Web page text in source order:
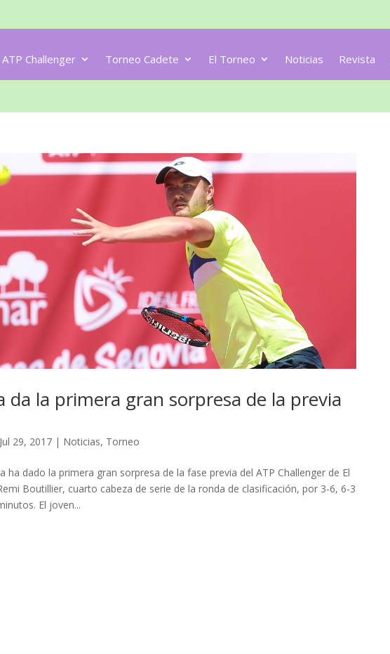
ATP Challenger Torneo Cadete El Torneo Noticias Revista
da la primera gran sorpresa de la previa
Jul 29, 2017 | Noticias, Torneo
ha dado la primera gran sorpresa de la fase previa del ATP Challenger de El
Boutillier, cuarto cabeza de serie de la ronda de clasificación, por 3-6, 6-3
El joven...